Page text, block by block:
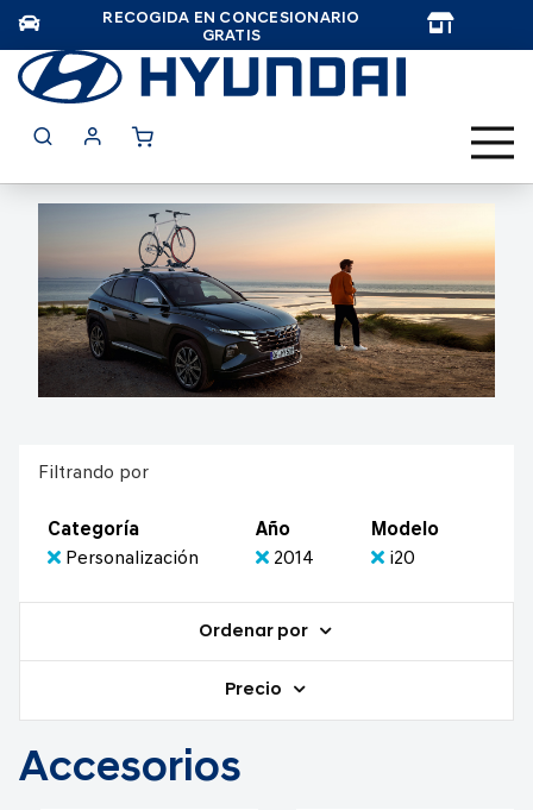
RECOGIDA EN CONCESIONARIO
GRATIS
Filtrando por
Categoría
Personalización
Año
2014
Modelo
i20
Ordenar por
Precio
Accesorios